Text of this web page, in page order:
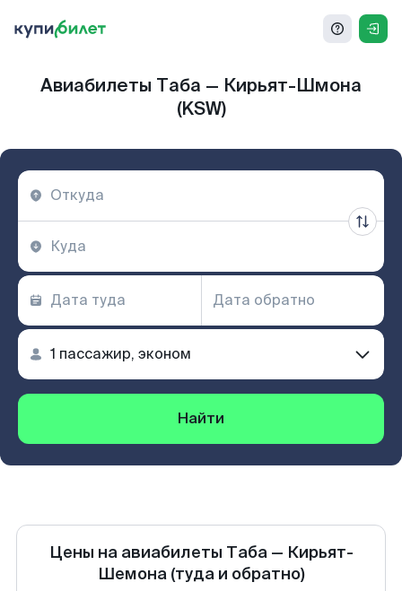
Авиабилеты Таба — Кирьят-Шмона
(KSW)
Найти
Цены на авиабилеты Таба— Кирьят-
Шемона (туда и обратно)